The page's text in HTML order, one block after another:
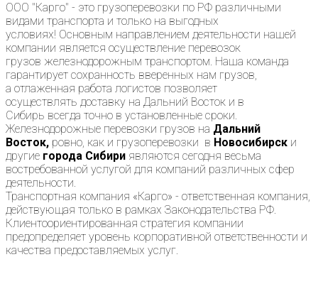
ООО "Карго" - это грузоперевозки по РФ различными
видами транспорта и только на выгодных
условиях! Основным направлением деятельности нашей
компании является осуществление перевозок
грузов железнодорожным транспортом. Наша команда
гарантирует сохранность вверенных нам грузов,
а отлаженная работа логистов позволяет
осуществлять доставку на Дальний Восток и в
Сибирь всегда точно в установленные сроки.
Железнодорожные перевозки грузов на Дальний
Восток, ровно, как и грузоперевозки в Новосибирск и
другие города Сибири являются сегодня весьма
востребованной услугой для компаний различных сфер
деятельности.
Транспортная компания «Карго» - ответственная компания,
действующая только в рамках Законодательства РФ.
Клиентоориентированная стратегия компании
предопределяет уровень корпоративной ответственности и
качества предоставляемых услуг.